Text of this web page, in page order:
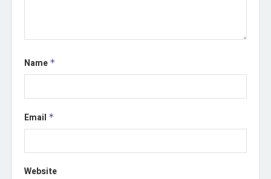
Name *
Email *
Website